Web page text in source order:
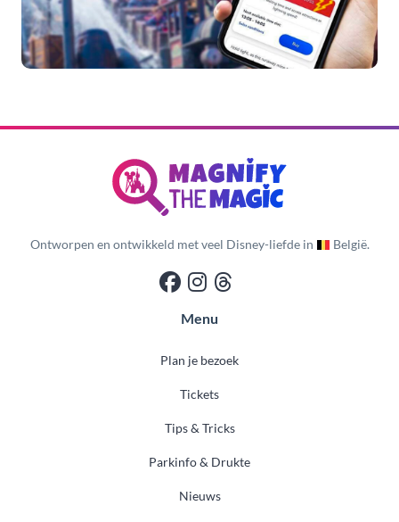
Ontworpen en ontwikkeld met veel Disney-liefde in België.
Menu
Plan je bezoek
Tickets
Tips & Tricks
Parkinfo & Drukte
Nieuws